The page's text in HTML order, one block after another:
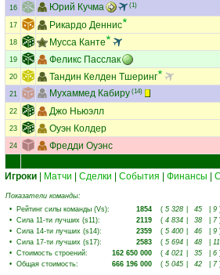
16 Юрий Кучма (1)
17 Рикардо Деннис
18 Мусса Канте
19 Феликс Пасслак
20 Тандин Келден Тшеринг
21 Мухаммед Кабиру (14)
22 Джо Ньюэлл
23 Оуэн Колдер
24 Фредди Оуэнс
Игроки Матчи Сделки События Финансы
Показатели команды:
• Рейтинг силы команды (Vs): 1854 ( 5 328 45 9
• Сила 11-ти лучших (s11): 2119 ( 4 834 38 7
• Сила 14-ти лучших (s14): 2359 ( 5 400 46 9
• Сила 17-ти лучших (s17): 2583 ( 5 694 48 11
• Стоимость строений: 162 650 000 ( 4 021 35 6
• Общая стоимость: 666 196 000 ( 5 045 42 7